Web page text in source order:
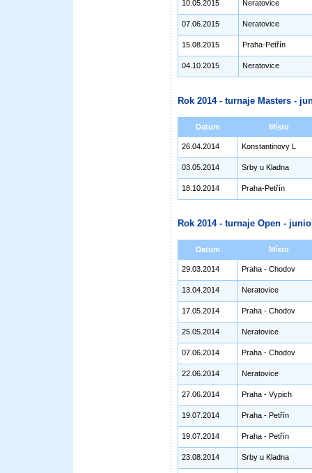
10.05.2015 Neratovice
07.06.2015 Neratovice
15.08.2015 Praha-Petřín
04.10.2015 Neratovice
Rok 2014 - turnaje Masters -
Datum Místo
26.04.2014 Konstantinovy L
03.05.2014 Srby u Kladna
18.10.2014 Praha-Petřín
Rok 2014 - turnaje Open -
Datum Místo
29.03.2014 Praha - Chodov
13.04.2014 Neratovice
17.05.2014 Praha - Chodov
25.05.2014 Neratovice
07.06.2014 Praha - Chodov
22.06.2014 Neratovice
27.06.2014 Praha - Vypich
19.07.2014 Praha - Petřín
19.07.2014 Praha - Petřín
23.08.2014 Srby u Kladna